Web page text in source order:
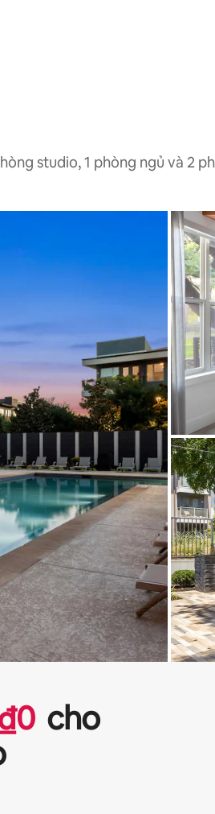
studio, 1 phòng ngủ và 2
0 cho